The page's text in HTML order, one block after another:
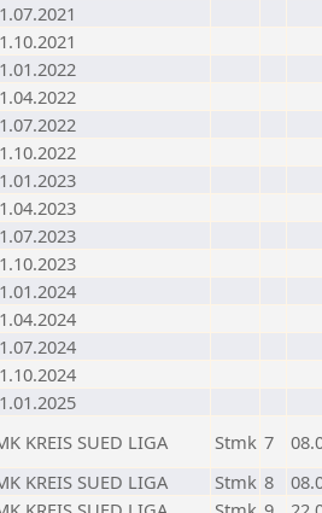
KREIS SUED LIGA Stmk 7
KREIS SUED LIGA Stmk 8